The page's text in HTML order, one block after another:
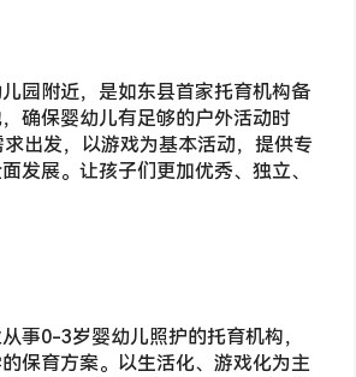
园附近，是如东县首家托育机构备
确保婴幼儿有足够的户外活动时
出发，以游戏为基本活动，提供专
发展。让孩子们更加优秀、独立、
事0-3岁婴幼儿照护的托育机构，
保育方案。以生活化、游戏化为主